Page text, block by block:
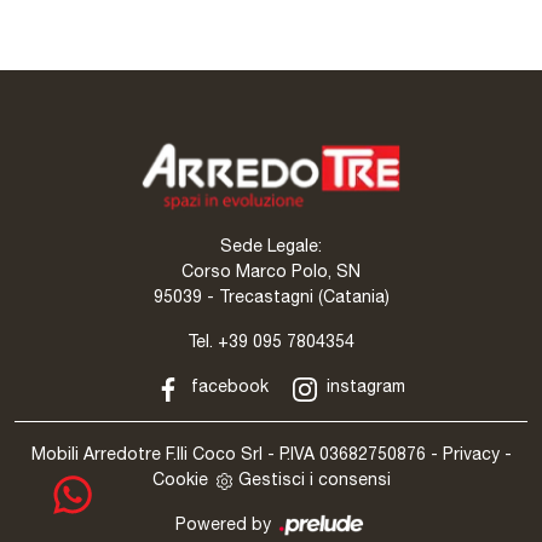
Sede Legale:
Corso Marco Polo, SN
95039 - Trecastagni (Catania)
Tel. +39 095 7804354
facebook instagram
Mobili Arredotre F.lli Coco Srl - P.IVA 03682750876 - Privacy-
Cookie
Gestisci i consensi
Powered by